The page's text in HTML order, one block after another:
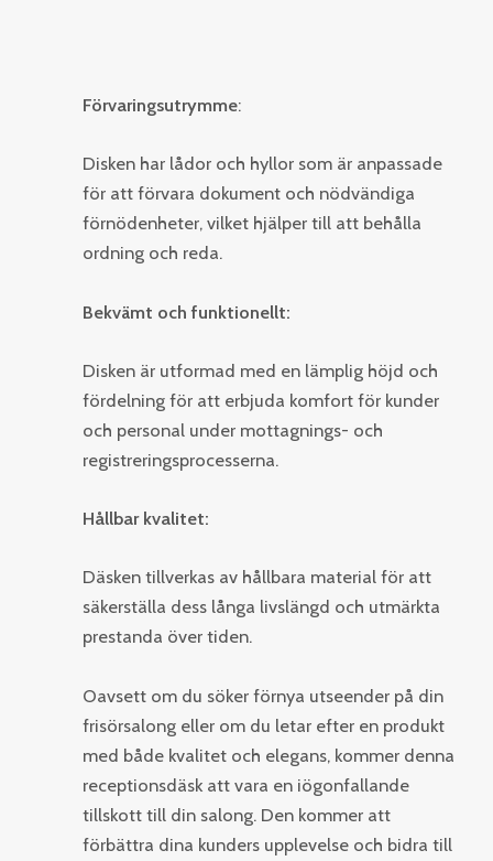
Förvaringsutrymme:
Disken har lådor och hyllor som är anpassade
för att förvara dokument och nödvändiga
förnödenheter, vilket hjälper till att behålla
ordning och reda.
Bekvämt och funktionellt:
Disken är utformad med en lämplig höjd och
fördelning för att erbjuda komfort för kunder
och personal under mottagnings- och
registreringsprocesserna.
Hållbar kvalitet:
Däsken tillverkas av hållbara material för att
säkerställa dess långa livslängd och utmärkta
prestanda över tiden.
Oavsett om du söker förnya utseender på din
frisörsalong eller om du letar efter en produkt
med både kvalitet och elegans, kommer denna
receptionsdäsk att vara en iögonfallande
tillskott till din salong. Den kommer att
förbättra dina kunders upplevelse och bidra till